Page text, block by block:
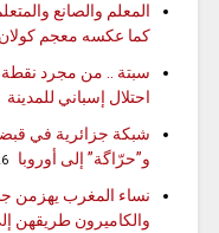
كما عكسه معجم كولان
سبتة .. من مجرد نقطة
احتلال إسباني للمدينة
شبكة جزائرية في
و”حرّاگة” إلى أوروبا
نساء المغرب يهزمن
والكاميرون طريقهن